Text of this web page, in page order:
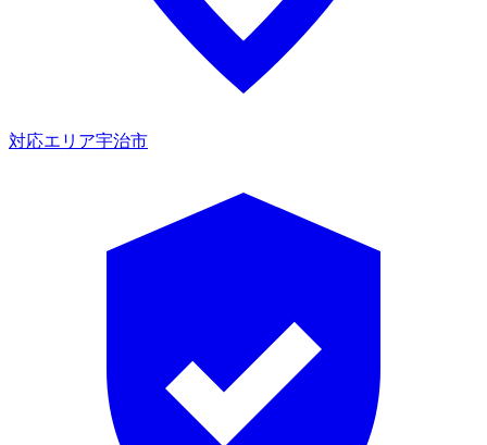
対応エリア宇治市